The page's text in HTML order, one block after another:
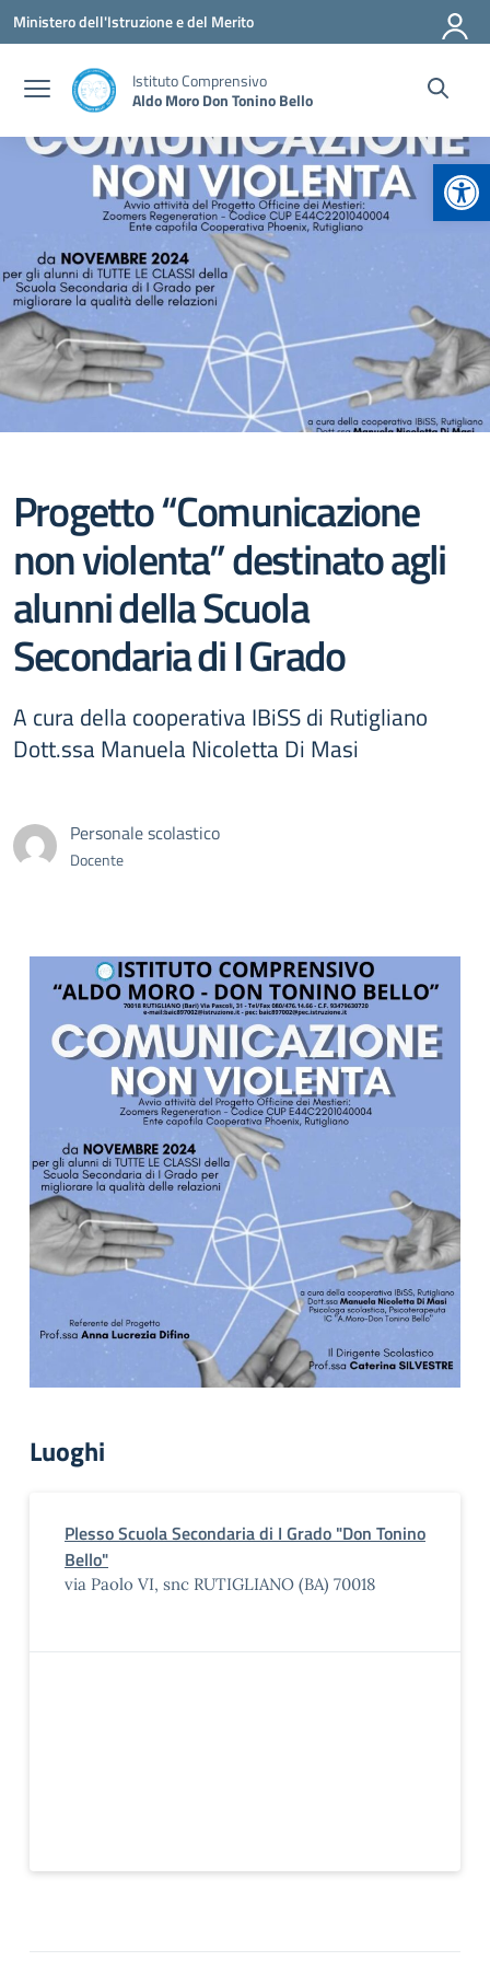
Vai ai contenuti
Vai al menu di navigazione
Vai al footer
Ministero dell'Istruzione e del Merito
Istituto Comprensivo
Aldo Moro Don Tonino Bello
Progetto “Comunicazione
non violenta” destinato agli
alunni della Scuola
Secondaria di I Grado
A cura della cooperativa IBiSS di Rutigliano
Dott.ssa Manuela Nicoletta Di Masi
Personale scolastico
Docente
Luoghi
Plesso Scuola Secondaria di I Grado "Don Tonino
Bello"
via Paolo VI, snc RUTIGLIANO (BA) 70018